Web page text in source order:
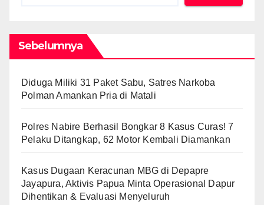
Sebelumnya
Diduga Miliki 31 Paket Sabu, Satres Narkoba
Polman Amankan Pria di Matali
Polres Nabire Berhasil Bongkar 8 Kasus Curas! 7
Pelaku Ditangkap, 62 Motor Kembali Diamankan
Kasus Dugaan Keracunan MBG di Depapre
Jayapura, Aktivis Papua Minta Operasional Dapur
Dihentikan & Evaluasi Menyeluruh